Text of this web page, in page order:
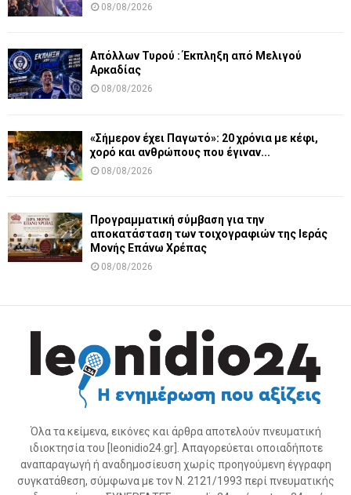
08/08/2026
Απόλλων Τυρού : Έκπληξη από Μελιγού
Αρκαδίας
08/08/2026
«Σήμερον έχει Παγωτό»: 20 χρόνια με κέφι,
χορό και ανθρώπους που έγιναν...
08/08/2026
Προγραμματική σύμβαση για την
αποκατάσταση των τοιχογραφιών της Ιεράς
Μονής Επάνω Χρέπας
08/08/2026
Όλα τα κείμενα, εικόνες και άρθρα αποτελούν πνευματική
ιδιοκτησία του [leonidio24.gr]. Απαγορεύεται οποιαδήποτε
αναπαραγωγή ή αναδημοσίευση χωρίς προηγούμενη έγγραφη
συγκατάθεση, σύμφωνα με τον Ν. 2121/1993 περί πνευματικής